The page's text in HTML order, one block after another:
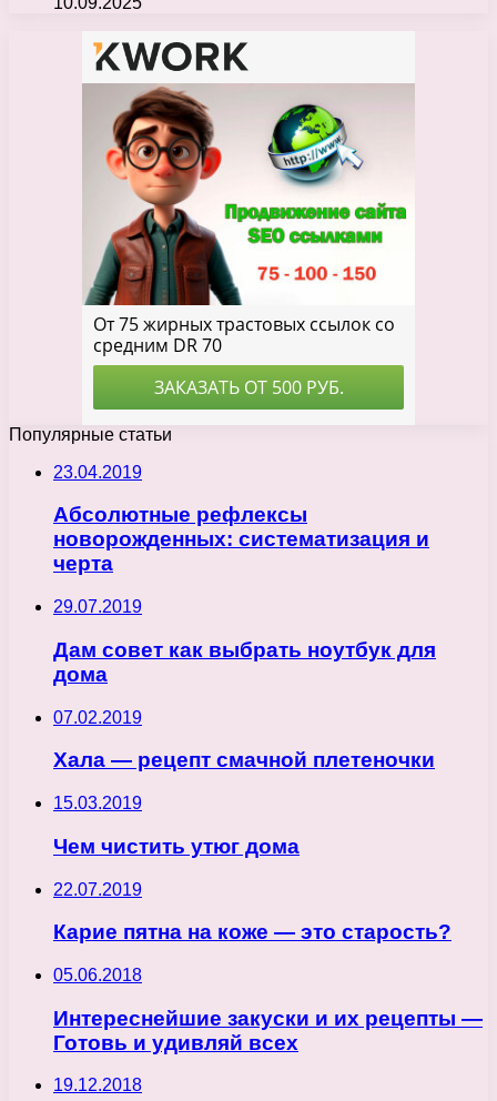
Популярные статьи
23.04.2019
Абсолютные рефлексы
новорожденных: систематизация и
черта
29.07.2019
Дам совет как выбрать ноутбук для
дома
07.02.2019
Хала — рецепт смачной плетеночки
15.03.2019
Чем чистить утюг дома
22.07.2019
Карие пятна на коже — это старость?
05.06.2018
Интереснейшие закуски и их рецепты —
Готовь и удивляй всех
19.12.2018